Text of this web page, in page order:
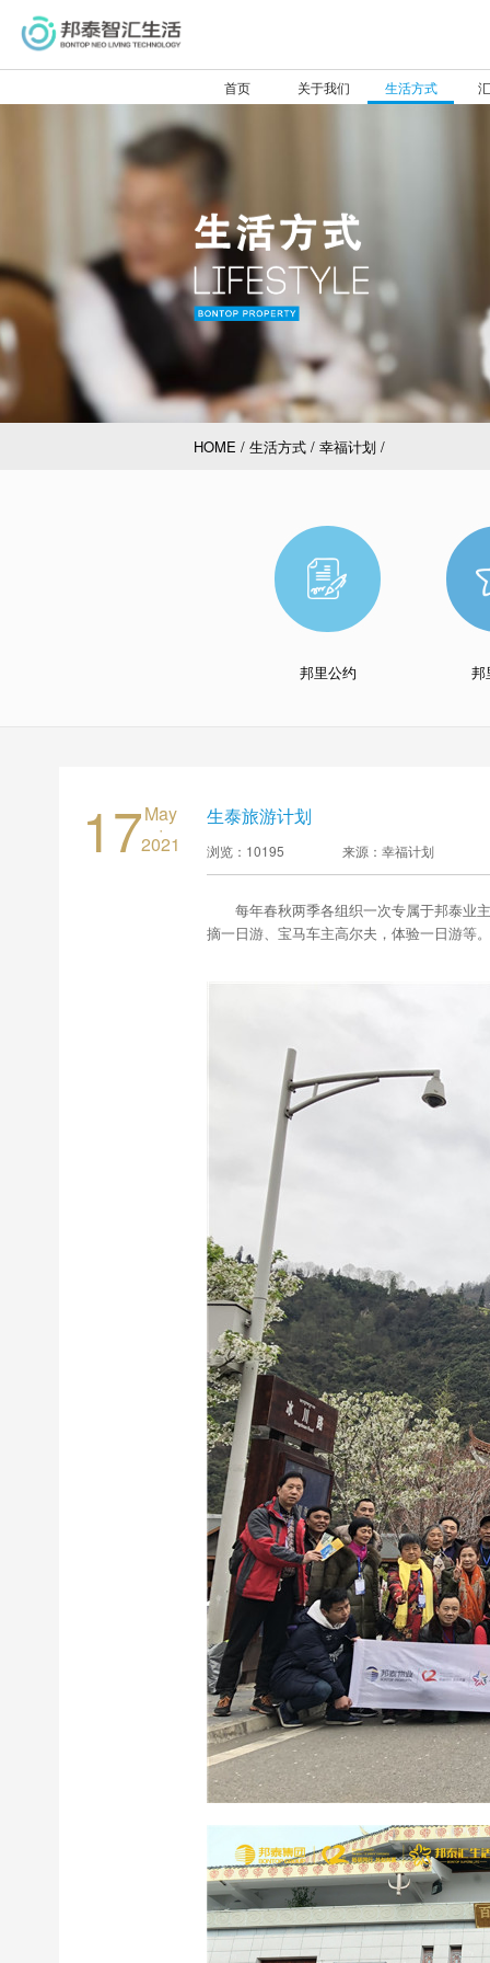
首页 关于我们 生活方式
HOME / 生活方式 / 幸福计划 /
邦里公约 邦
17May
·
2021
生泰旅游计划
浏览：10195 来源：幸福计划
每年春秋两季各组织一次专属于邦泰业
摘一日游、宝马车主高尔夫，体验一日游等。